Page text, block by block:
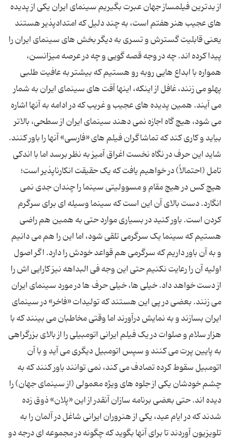
از بدترین فیلمساز جهان عبرت بگیریم سینمای ایران یکی از پدیده
های عجیب هنر هفتم است، به چند دلیل که امتدادپذیر هستند
یعنی قابلیت گسترش و تسری به دیگر بخش های سینمای ایران را
پیدا کرده اند. چه در وجه قصه گویی و چه در عرصه میزانسن،
همواره با ابداع هایی روبه رو هستیم که بیشتر به عافیت طلبی
پهلو می زنند، غافل از اینکه، اینها آفت های سینمای ایران به شمار
می آیند. همین پدیده های عجیب و غریب که در ادامه به آنها اشاره
می شود، هیچ گاه اجازه نمی دهند سینمای ایران از سطحی، بالاتر
بیاید و کاری کند که تماشاگران فیلم های «فارسی» آنها را باور کنند.
شاید این حرف در نگاه نخست اغراق آمیز به نظر برسد اما با اندکی
تامل (احتمالاً) در خواهیم یافت که یک حقیقت انکارناپذیر است؛
هیچ کس در هیچ مقام و مسوولیتی سینما را چندان جدی نمی
انگارد. دست بالای آن این است که سینما وسیله ای برای سرگرم
کردن است. باور کنید در بسیاری موارد حتی به همین هم راضی
هستیم که سینما یک سرگرمی تلقی شود، اما این را هم می دانیم
و به آن باور داریم که سرگرمی هم قواعد خودش را دارد. اگر اصول
اولیه آن را رعایت نکنیم حتی این وجه فی البداهه نیز کارایی اش را
از دست خواهد داد. خیلی ها، خیلی حرف ها در مورد سینمای ایران
می زنند. بعضی در پی این هستند که تولیدات «فاخر» در سینمای
ایران بسازند و به نمایش درآورند اما وقتی مخاطبان می بینند که با
هزار سلام و صلوات در یک فیلم ایرانی اتومبیلی را از بالای بزرگراهی
به پایین پرت می کنند و سپس اتومبیل دیگری می آید و با آن
اتومبیل سقوط کرده تصادف می کند، نمی توانند باور کنند که به
چشم خودشان یکی از جلوه های ویژه معمولی (از سینمای جهان) را
دیده اند. حتی بعضی برنامه سازان آنقدر از این «پلان» ذوق زده
شدند که در ایام عید، یکی از هنروران ایرانی شاغل در آلمان را به
تلویزیون آوردند تا برای آنها بگوید که چگونه در مجموعه ای درجه دو